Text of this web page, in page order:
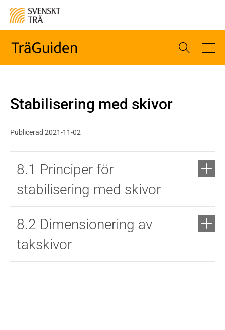
Stabilisering med skivor
Publicerad 2021-11-02
8.1 Principer för
stabilisering med skivor
8.2 Dimensionering av
takskivor